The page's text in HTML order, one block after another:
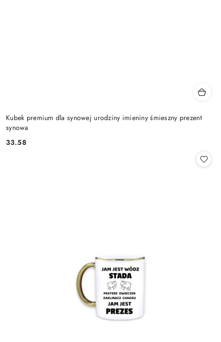
Kubek premium dla synowej urodziny imieniny śmieszny prezent
synowa
Cena:
33.58